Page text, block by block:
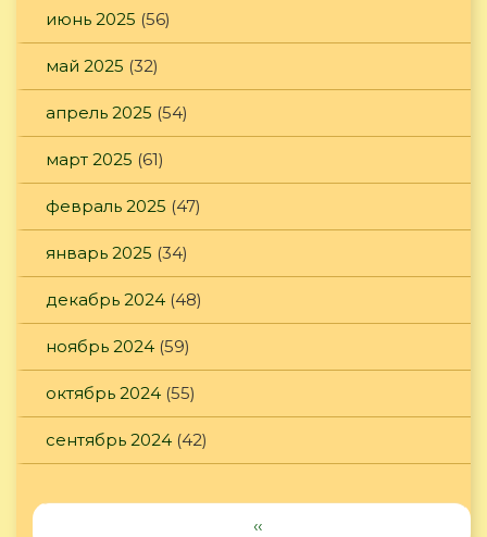
июнь 2025 (56)
май 2025 (32)
апрель 2025 (54)
март 2025 (61)
февраль 2025 (47)
январь 2025 (34)
декабрь 2024 (48)
ноябрь 2024 (59)
октябрь 2024 (55)
сентябрь 2024 (42)
‹‹